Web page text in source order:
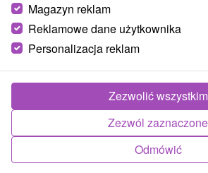
Chata Frankovky Malá Franková
Malá Franková
V obci Malá Franková, ktorá je zo
obkolesená malebnou prírodou, je...
Magazyn reklam
Reklamowe dane użytkownika
Personalizacja reklam
Odmówić
Zezwól zaznaczone
Zezwolić wszystkim